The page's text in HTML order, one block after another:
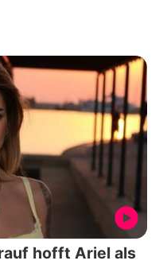
hofft Ariel als